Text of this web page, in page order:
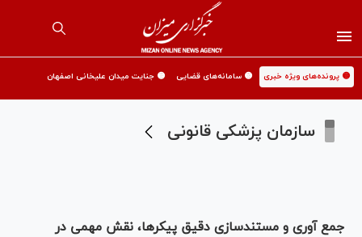
🟡 پرونده‌های ویژه خبری 🟡 سامانه‌های قضایی 🟡 جنایت میدان علیخانی اصفهان
سازمان پزشکی قانونی
جمع آوری و مستندسازی دقیق پیکرها، نقش مهمی در